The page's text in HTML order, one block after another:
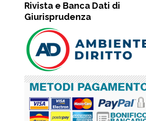
Rivista e Banca Dati di
Giurisprudenza